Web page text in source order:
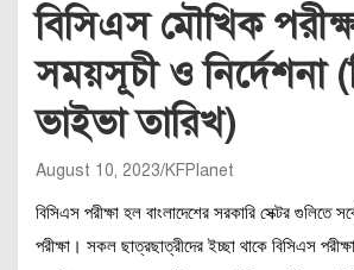
বিসিএস মৌখিক
সময়সূচী ও নির্দেশনা
ভাইভা তারিখ)
August 10, 2023 KFPlanet
বিসিএস পরীক্ষা হল বাংলাদেশের সরকারি সেক্টর গুলিতে
পরীক্ষা। সকল ছাত্রছাত্রীদের ইচ্ছা থাকে বিসিএস